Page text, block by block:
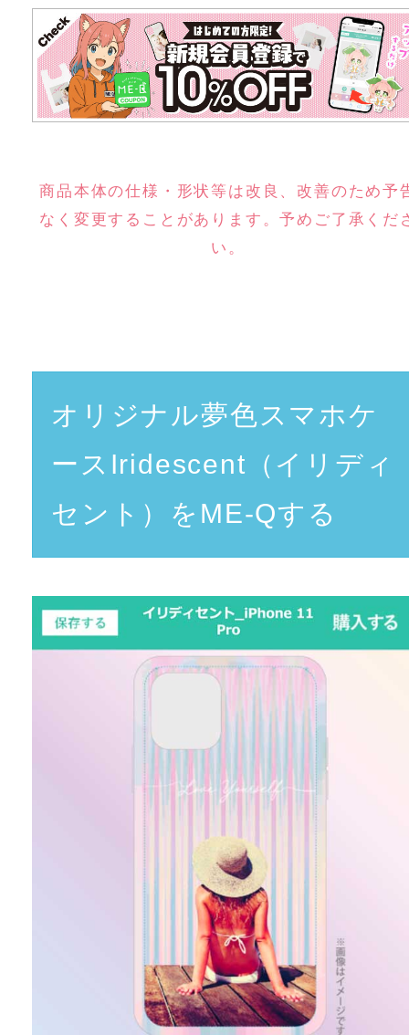
商品本体の仕様・形状等は改良、改善のため予
なく変更することがあります。予めご了承くだ
い。
オリジナル夢色スマホケ
ースIridescent（イリディ
セント）をME-Qする